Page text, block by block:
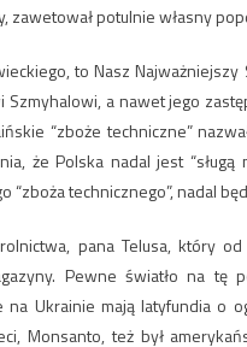
potulnie własny
to Nasz
a nawet jego
“zboże techniczne”
że Polska nadal jest
“zboża technicznego”, nadal
pana Telusa, który
Pewne światło na tę
Ukrainie mają latyfundia o
Monsanto, też był